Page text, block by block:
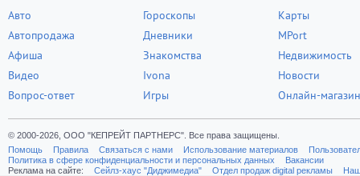
Авто
Автопродажа
Афиша
Видео
Вопрос-ответ
Гороскопы
Дневники
Знакомства
Ivona
Игры
Карты
MPort
Недвижимость
Новости
Онлайн-магазин
© 2000-2026, ООО "КЕПРЕЙТ ПАРТНЕРС". Все права защищены.
Помощь
Правила Связаться с нами Использование материалов
Политика в сфере конфиденциальности и персональных данных
Вакансии
Реклама на сайте:
Cейлз-хаус "Диджимедиа" Отдел продаж digital рекламы